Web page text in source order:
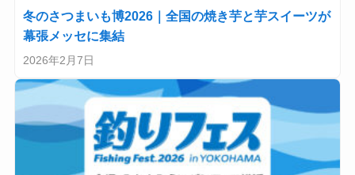
冬のさつまいも博2026｜全国の焼き芋と芋スイーツが
幕張メッセに集結
2026年2月7日